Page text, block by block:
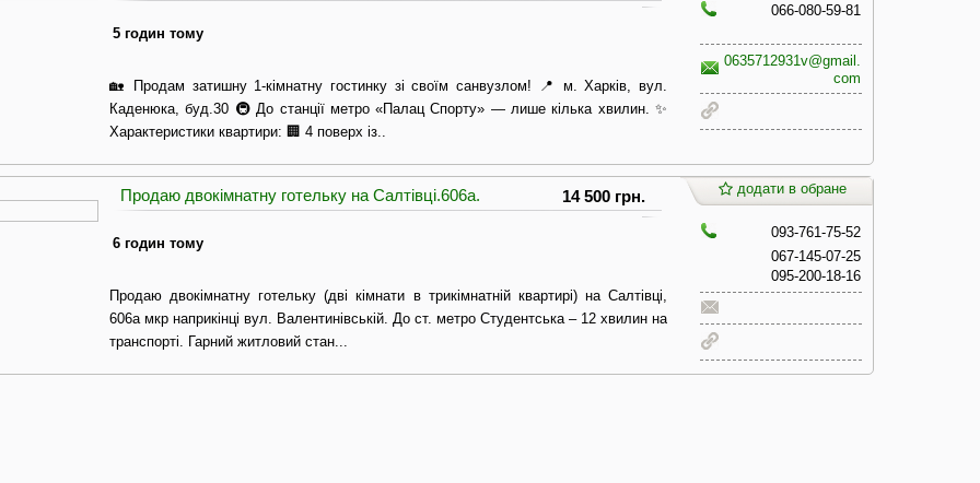
5 годин тому
🏡 Продам затишну 1-кімнатну гостинку зі своїм санвузлом! 📍 м. Харків, вул.
Каденюка, буд.30 🚇 До станції метро «Палац Спорту» — лише кілька хвилин. ✨
Характеристики квартири: 🏢 4 поверх із..
066-080-59-81
0635712931v@gmail.
com
Продаю двокімнатну готельку на Салтівці.606а. 14 500 грн.
6 годин тому
Продаю двокімнатну готельку (дві кімнати в трикімнатній квартирі) на Салтівці,
606а мкр наприкінці вул. Валентинівській. До ст. метро Студентська – 12 хвилин на
транспорті. Гарний житловий стан...
додати в обране
093-761-75-52
067-145-07-25
095-200-18-16